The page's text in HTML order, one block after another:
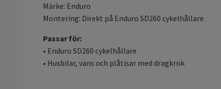
Märke: Enduro
Montering: Direkt på Enduro SD260 cykelhållare
Passar för:
• Enduro SD260 cykelhållare
• Husbilar, vans och plåtisar med dragkrok